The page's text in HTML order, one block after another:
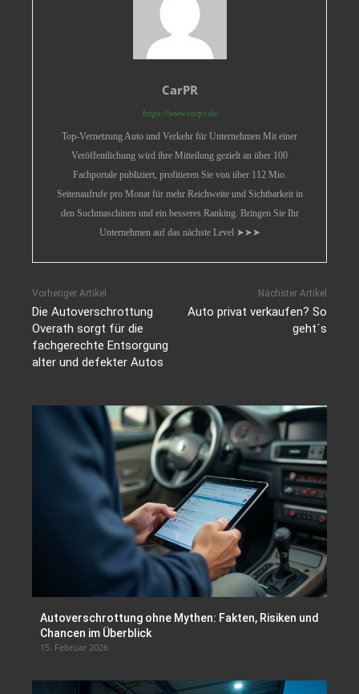
CarPR
https://www.carpr.de
Top-Vernetzung Auto und Verkehr für Unternehmen Mit einer
Veröffentlichung wird ihre Mitteilung gezielt an über 100
Fachportale publiziert, profitieren Sie von über 112 Mio.
Seitenaufrufe pro Monat für mehr Reichweite und Sichtbarkeit in
den Suchmaschinen und ein besseres Ranking. Bringen Sie Ihr
Unternehmen auf das nächste Level ➤➤➤
Vorheriger Artikel
Die Autoverschrottung
Overath sorgt für die
fachgerechte Entsorgung
alter und defekter Autos
Nächster Artikel
Auto privat verkaufen? So
geht´s
Autoverschrottung ohne Mythen: Fakten, Risiken und
Chancen im Überblick
15. Februar 2026